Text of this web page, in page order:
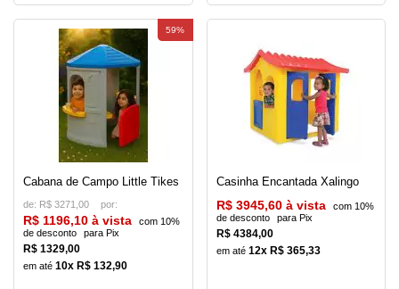
Cabana de Campo Little Tikes
de: R$ 3271,00
R$ 1329,00
10x R$ 132,90
R$ 1196,10 à vista
com 10%
de desconto
para Pix
59%
Casinha Encantada Xalingo
R$ 4384,00
12x R$ 365,33
R$ 3945,60 à vista
com 10%
de desconto
para Pix